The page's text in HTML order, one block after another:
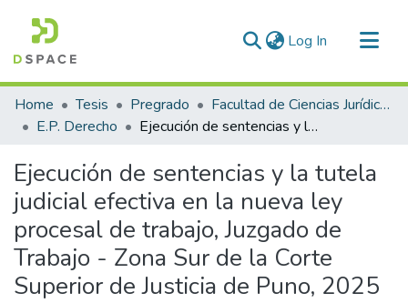
Log In (current)
Communities & Collections
All of DSpace
Home Tesis Pregrado
Facultad de Ciencias Jurídicas y Políticas
E.P. Derecho
Ejecución de sentencias y la tutela judicial efectiva en la nueva ley procesal de trabajo, Juzgado de Trabajo - Zona Sur de la Corte Superior de Justicia de Puno, 2025
Ejecución de sentencias y la tutela
judicial efectiva en la nueva ley
procesal de trabajo, Juzgado de
Trabajo - Zona Sur de la Corte
Superior de Justicia de Puno, 2025